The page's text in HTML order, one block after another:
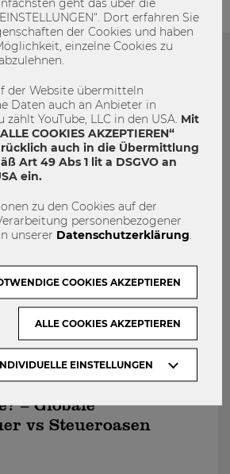
dich auch Interessieren
– Globale
vs Steueroasen
Dort erfahren Sie
der Cookies und haben
einzelne Cookies zu
der Website übermitteln
Daten auch an Anbieter in
YouTube, LLC in den USA. Mit
COOKIES AKZEPTIEREN“
auch in die Übermittlung
Art 49 Abs 1 lit a DSGVO an
ein.
zu den Cookies auf der
personenbezogener
unserer Datenschutzerklärung
EINSTELLUNGEN
COOKIES AKZEPTIEREN
ALLE COOKIES AKZEPTIEREN